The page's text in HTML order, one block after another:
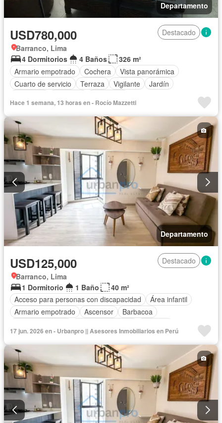
Departamento
USD780,000
Destacado
Barranco, Lima
4 Dormitorios
4 Baños
326 m²
Armario empotrado
Cochera
Vista panorámica
Cuarto de servicio
Terraza Vigilante
Jardín
Hace 1 semana, 13 horas en - Rocío Mazzetti
Departamento
USD125,000
Destacado
Barranco, Lima
1 Dormitorio
1 Baño
40 m²
Acceso para personas con discapacidad
Área infantil
Armario empotrado
Ascensor
Barbacoa
Gas natural
Gimnasio Piscina Seguridad
Terraza
Wifi
Completamente amoblado
17 jun. 2026 en - Urbanpro || Asesores Inmobiliarios en Perú